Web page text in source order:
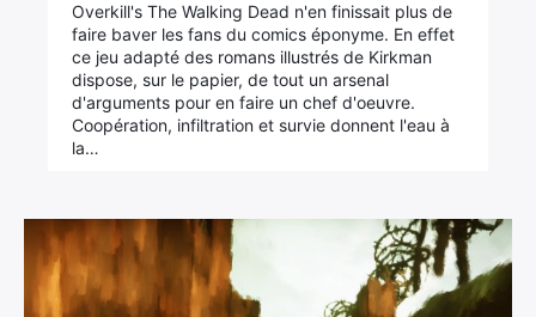
Overkill's The Walking Dead n'en finissait plus de
faire baver les fans du comics éponyme. En effet
ce jeu adapté des romans illustrés de Kirkman
dispose, sur le papier, de tout un arsenal
d'arguments pour en faire un chef d'oeuvre.
Coopération, infiltration et survie donnent l'eau à
la…